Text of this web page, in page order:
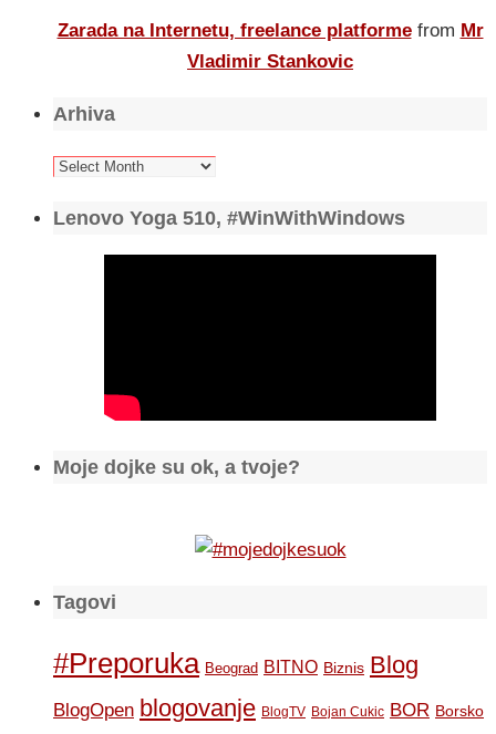
Zarada na Internetu, freelance platforme from Mr
Vladimir Stankovic
Arhiva
Arhiva
Lenovo Yoga 510, #WinWithWindows
Moje dojke su ok, a tvoje?
Tagovi
#Preporuka Beograd BITNO Biznis Blog
BlogOpen blogovanje BlogTV Bojan Cukic BOR Borsko